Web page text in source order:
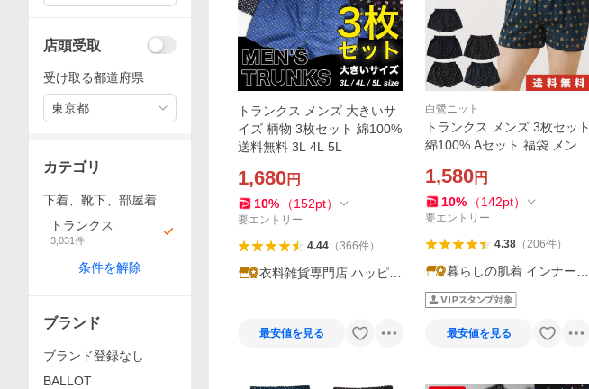
トランクス メンズ 大きいサ
イズ 柄物 3枚セット 綿100%
送料無料 3L 4L 5L
1,680円
10% （152pt）
要エントリー
4.44（366件）
衣料雑貨専門店 ハッピー
最安値を見る
白鷺ニット
トランクス メンズ 3枚セット
綿100% Aセット 福袋 メンズ
前開き おしゃれ コットン 涼
しい 大きいサイズ 男性
1,580円
10% （142pt）
要エントリー
4.38（206件）
暮らしの肌着 インナー専
門店
最安値を見る
店頭受取
受け取る都道府県
東京都
カテゴリ
下着、靴下、部屋着
トランクス
3,031件
条件を解除
ブランド
ブランド登録なし
BALLOT